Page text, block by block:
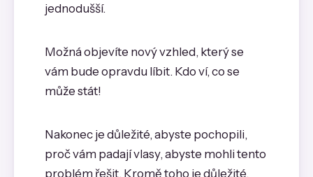
jednodušší.
Možná objevíte nový vzhled, který se
vám bude opravdu líbit. Kdo ví, co se
může stát!
Nakonec je důležité, abyste pochopili,
proč vám padají vlasy, abyste mohli tento
problém řešit. Kromě toho je důležité,